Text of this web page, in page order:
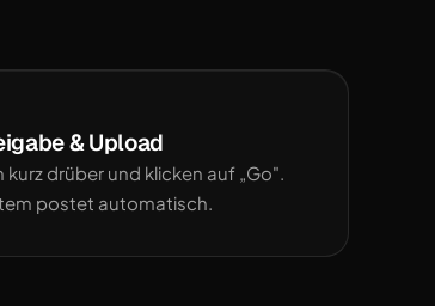
& Upload
kurz drüber und klicken auf „Go".
postet automatisch.